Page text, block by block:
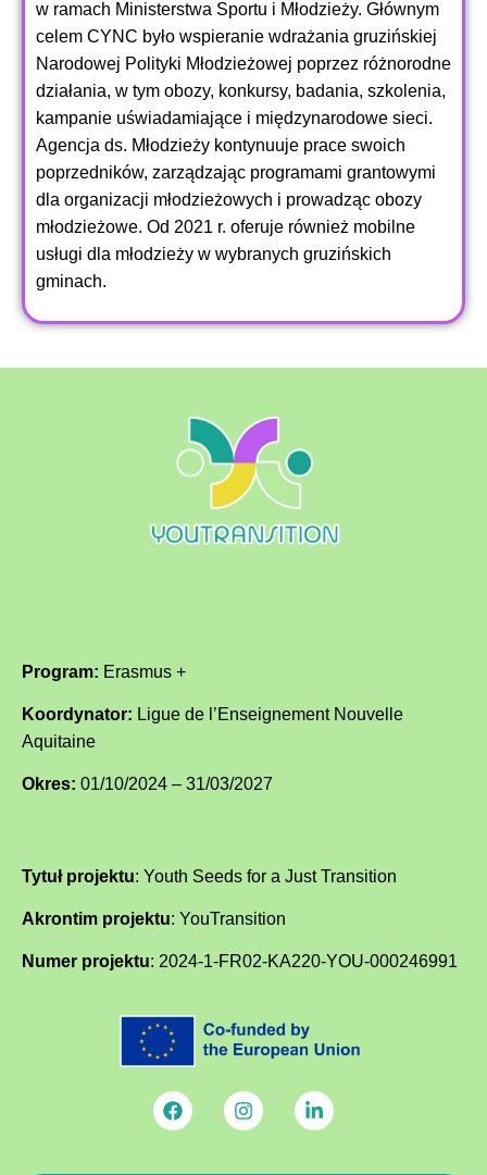
w ramach Ministerstwa Sportu i Młodzieży. Głównym
celem CYNC było wspieranie wdrażania gruzińskiej
Narodowej Polityki Młodzieżowej poprzez różnorodne
działania, w tym obozy, konkursy, badania, szkolenia,
kampanie uświadamiające i międzynarodowe sieci.
Agencja ds. Młodzieży kontynuuje prace swoich
poprzedników, zarządzając programami grantowymi
dla organizacji młodzieżowych i prowadząc obozy
młodzieżowe. Od 2021 r. oferuje również mobilne
usługi dla młodzieży w wybranych gruzińskich
gminach.
Program: Erasmus +
Koordynator: Ligue de l’Enseignement Nouvelle
Aquitaine
Okres: 01/10/2024 – 31/03/2027
Tytuł projektu: Youth Seeds for a Just Transition
Akrontim projektu: YouTransition
Numer projektu: 2024-1-FR02-KA220-YOU-000246991